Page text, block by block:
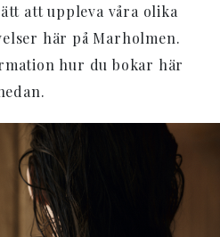
att uppleva våra olika
här på Marholmen.
hur du bokar här